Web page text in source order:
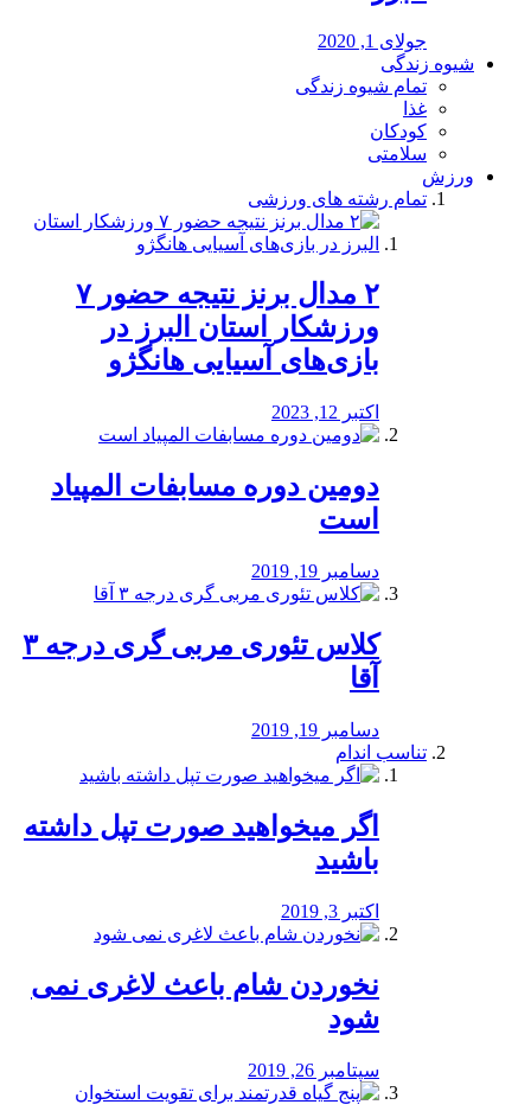
جولای 1, 2020
شیوه زندگی
تمام شیوه زندگی
غذا
کودکان
سلامتی
ورزش
تمام رشته های ورزشی
۲ مدال برنز نتیجه حضور ۷
ورزشکار استان البرز در
بازی‌های آسیایی هانگژو
اکتبر 12, 2023
دومین دوره مسابفات المپیاد
است
دسامبر 19, 2019
کلاس تئوری مربی گری درجه ۳
آقا
دسامبر 19, 2019
تناسب اندام
اگر میخواهید صورت تپل داشته
باشید
اکتبر 3, 2019
نخوردن شام باعث لاغری نمی
‌شود
سپتامبر 26, 2019